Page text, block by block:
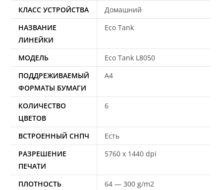
КЛАСС УСТРОЙСТВА
Домашний
НАЗВАНИЕ
ЛИНЕЙКИ
Eco Tank
МОДЕЛЬ
Eco Tank L8050
ПОДДРЕЖИВАЕМЫЙ
ФОРМАТЫ БУМАГИ
A4
КОЛИЧЕСТВО
ЦВЕТОВ
6
ВСТРОЕННЫЙ СНПЧ
Есть
РАЗРЕШЕНИЕ
ПЕЧАТИ
5760 x 1440 dpi
ПЛОТНОСТЬ
64 — 300 g/m2